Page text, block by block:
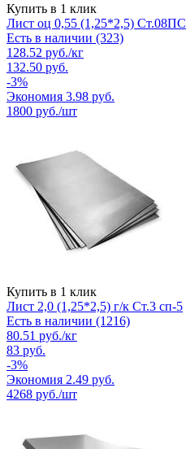
Купить в 1 клик
Лист оц 0,55 (1,25*2,5) Ст.08ПС
Есть в наличии (323)
128.52 руб./кг
132.50 руб.
-3%
Экономия 3.98 руб.
1800 руб./шт
Купить в 1 клик
Лист 2,0 (1,25*2,5) г/к Ст.3 сп-5
Есть в наличии (1216)
80.51 руб./кг
83 руб.
-3%
Экономия 2.49 руб.
4268 руб./шт